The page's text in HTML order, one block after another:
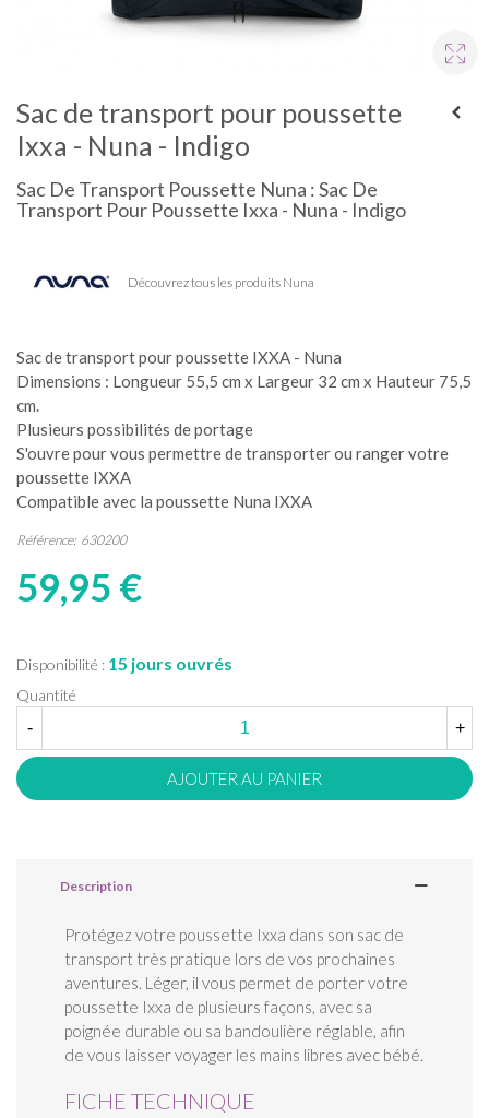
Sac de transport pour poussette
Ixxa - Nuna - Indigo
Sac De Transport Poussette Nuna : Sac De
Transport Pour Poussette Ixxa - Nuna - Indigo
Découvrez tous les produits Nuna
Sac de transport pour poussette IXXA - Nuna
Dimensions : Longueur 55,5 cm x Largeur 32 cm x Hauteur 75,5
cm.
Plusieurs possibilités de portage
S'ouvre pour vous permettre de transporter ou ranger votre
poussette IXXA
Compatible avec la poussette Nuna IXXA
Référence: 630200
59,95 €
Disponibilité : 15 jours ouvrés
Quantité
-
+
AJOUTER AU PANIER
Description
Protégez votre poussette Ixxa dans son sac de
transport très pratique lors de vos prochaines
aventures. Léger, il vous permet de porter votre
poussette Ixxa de plusieurs façons, avec sa
poignée durable ou sa bandoulière réglable, afin
de vous laisser voyager les mains libres avec bébé.
FICHE TECHNIQUE